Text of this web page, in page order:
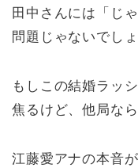
田中さんには「じ
問題じゃないでし
もしこの結婚ラッ
焦るけど、他局な
江藤愛アナの本音